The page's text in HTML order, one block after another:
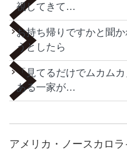
視してきて…
お持ち帰りですかと聞
うとしたら
「見てるだけでムカムカ
ある一家が…
アメリカ・ノースカロラ